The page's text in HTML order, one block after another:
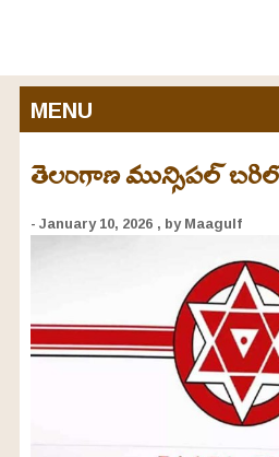
MENU
తెలంగాణ మున్సిపల్
- January 10, 2026 , by Maagulf